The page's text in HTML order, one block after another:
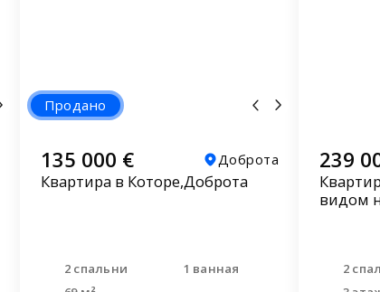
Продано
135 000 € Доброта
Квартира в Которе,Доброта
2 спальни
1 ванная
239
видом
2